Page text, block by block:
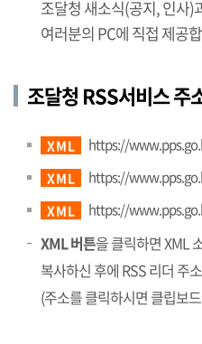
조달청 새소식(공지, 인사)
여러분의 PC에 직접 제공
조달청 RSS서비스 주
XML https://
XML https://
XML https://
XML 버튼을 클릭하면 XML
복사하신 후에 RSS 리더 주
(주소를 클릭하시면 클립보